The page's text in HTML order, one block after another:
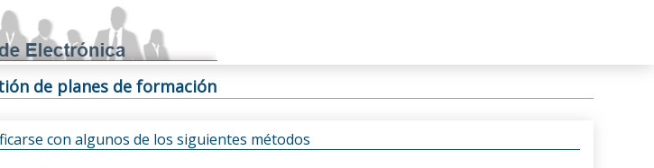
de planes de formación
con algunos de los siguientes métodos